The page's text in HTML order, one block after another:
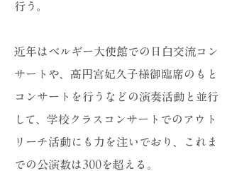
行う。
近年はベルギー大使館での日白交流コン
サートや、高円宮妃久子様御臨席のもと
コンサートを行うなどの演奏活動と並行
して、 学校クラス コンサートでのアウト
リーチ活動にも力を注いでおり、これま
での公演数は300を超える。